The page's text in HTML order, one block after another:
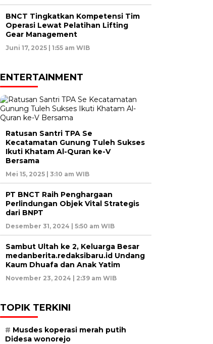
BNCT Tingkatkan Kompetensi Tim
Operasi Lewat Pelatihan Lifting
Gear Management
Juni 17, 2025 | 1:55 am WIB
ENTERTAINMENT
Ratusan Santri TPA Se
Kecatamatan Gunung Tuleh Sukses
Ikuti Khatam Al-Quran ke-V
Bersama
Mei 15, 2025 | 3:10 am WIB
PT BNCT Raih Penghargaan
Perlindungan Objek Vital Strategis
dari BNPT
Desember 31, 2024 | 5:50 am WIB
Sambut Ultah ke 2, Keluarga Besar
medanberita.redaksibaru.id Undang
Kaum Dhuafa dan Anak Yatim
November 23, 2024 | 2:39 am WIB
TOPIK TERKINI
Musdes koperasi merah putih
Didesa wonorejo